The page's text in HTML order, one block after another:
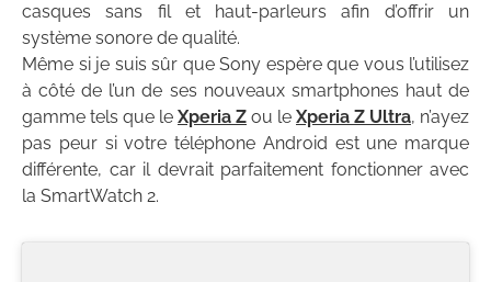
casques sans fil et haut-parleurs afin d’offrir un
système sonore de qualité.
Même si je suis sûr que Sony espère que vous l’utilisez
à côté de l’un de ses nouveaux smartphones haut de
gamme tels que le Xperia Z ou le Xperia Z Ultra, n’ayez
pas peur si votre téléphone Android est une marque
différente, car il devrait parfaitement fonctionner avec
la SmartWatch 2.